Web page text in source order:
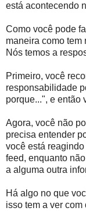
está acontecendo
Como você pode
maneira como tem
Nós temos a
Primeiro, você
responsabilidade
porque...", e então
Agora, você não
precisa entender
você está
feed, enquanto
a alguma outra
Há algo no que
isso tem a ver